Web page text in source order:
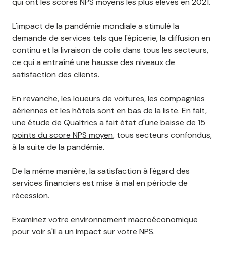
L'impact de la pandémie mondiale a stimulé la
demande de services tels que l'épicerie, la diffusion en
continu et la livraison de colis dans tous les secteurs,
ce qui a entraîné une hausse des niveaux de
satisfaction des clients.
En revanche, les loueurs de voitures, les compagnies
aériennes et les hôtels sont en bas de la liste. En fait,
une étude de Qualtrics a fait état d'une baisse de 15
points du score NPS moyen, tous secteurs confondus,
à la suite de la pandémie.
De la même manière, la satisfaction à l'égard des
services financiers est mise à mal en période de
récession.
Examinez votre environnement macroéconomique
pour voir s'il a un impact sur votre NPS.